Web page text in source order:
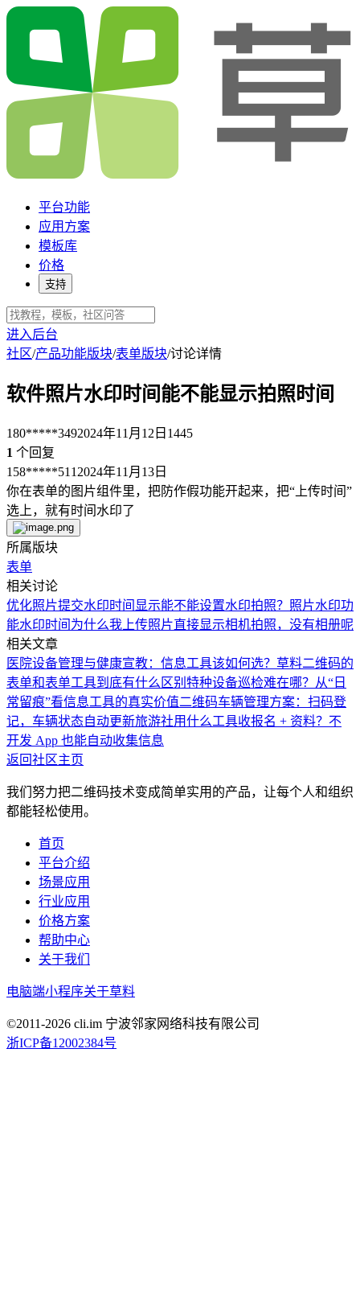
平台功能
应用方案
模板库
价格
支持
进入后台
社区/产品功能版块/表单版块/讨论详情
软件照片水印时间能不能显示拍照时间
180*****3492024年11月12日 1445
1 个回复
158*****511 2024年11月13日
你在表单的图片组件里，把防作假功能开起来，把“上传时间”
选上，就有时间水印了
所属版块
表单
相关讨论
优化照片提交水印时间显示能不能设置水印拍照？ 照片水印功
能水印时间 为什么我上传照片直接显示相机拍照，没有相册呢
相关文章
医院设备管理与健康宣教：信息工具该如何选？ 草料二维码的
表单和表单工具到底有什么区别 特种设备巡检难在哪？从“日
常留痕”看信息工具的真实价值二维码车辆管理方案：扫码登
记，车辆状态自动更新旅游社用什么工具收报名 + 资料？不
开发 App 也能自动收集信息
返回社区主页
我们努力把二维码技术变成简单实用的产品，让每个人和组织
都能轻松使用。
首页
平台介绍
场景应用
行业应用
价格方案
帮助中心
关于我们
电脑端小程序关于草料
©2011-2026 cli.im 宁波邻家网络科技有限公司
浙ICP备12002384号